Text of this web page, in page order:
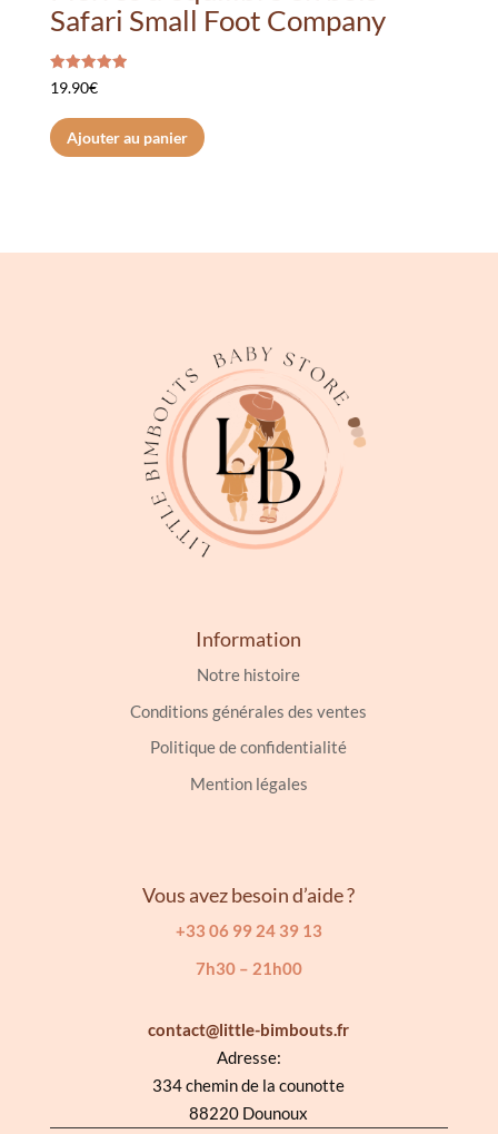
Safari Small Foot Company
Note
5.00
19.90€
Ajouter au panier
Information
Notre histoire
Conditions générales des ventes
Politique de confidentialité
Mention légales
Vous avez besoin d’aide ?
+33 06 99 24 39 13
7h30 – 21h00
contact@little-bimbouts.fr
Adresse:
334 chemin de la counotte
88220 Dounoux